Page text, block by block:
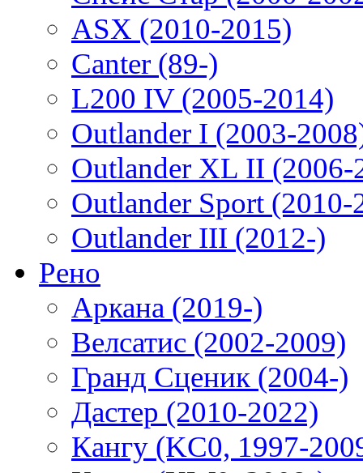
ASX (2010-2015)
Canter (89-)
L200 IV (2005-2014)
Outlander I (2003-
Outlander XL II (2006-
Outlander Sport (2010-
Outlander III (2012-)
Рено
Аркана (2019-)
Велсатис (2002-2009)
Гранд Сценик (2004-)
Дастер (2010-2022)
Кангу (KC0, 1997-